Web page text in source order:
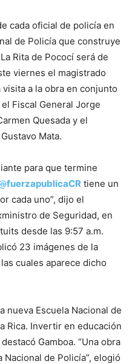
cada oficial de policía en
de Policía que construye
Rita de Pococí será de
viernes el magistrado
visita a la obra en conjunto
Fiscal General Jorge
Quesada y el
Mata.
para que termine
fuerzapublicaCR tiene un
cada uno”, dijo el
de Seguridad, en
desde las 9:57 a.m.
23 imágenes de la
cuales aparece dicho
nueva Escuela Nacional de
Rica. Invertir en educación
Gamboa. “Una obra
Nacional de Policía”, elogió